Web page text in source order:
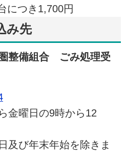
につき1,700円
み先
整備組合 ごみ処理受
金曜日の9時から12
及び年末年始を除きま